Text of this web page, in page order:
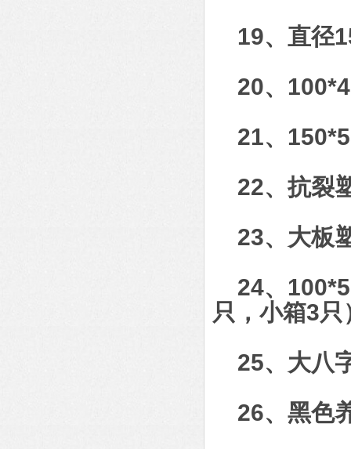
19、直径
20、
21、
22、抗
23、大
24、
只，小箱3只
25、大
26、黑